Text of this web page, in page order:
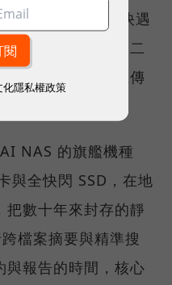
部資料庫，但很快遇
明顯出現卡頓；二
敏感，高層不願上傳
外洩的疑慮。
NAS 的旗艦機種
與全快閃 SSD，在地
數十年來封存的靜
檔案摘要與精準搜
與報告的時間，核心
化隱私權政策